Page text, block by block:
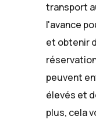
transport
l'avance
et obtenir
peuvent
élevés et
plus, cela